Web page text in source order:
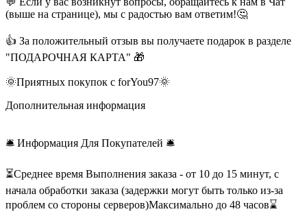
(выше на странице), мы с радостью вам ответим!🤔
👍 За положительный отзыв вы получаете подарок в разделе
"ПОДАРОЧНАЯ КАРТА" 🎁
🌞Приятных покупок с forYou97🌞
Дополнительная информация
🛎 Информация Для Покупателей 🛎
⏳Среднее время Выполнения заказа - от 10 до 15 минут, с
начала обработки заказа (задержки могут быть только из-за
проблем со стороны серверов)Максимально до 48 часов⌛️